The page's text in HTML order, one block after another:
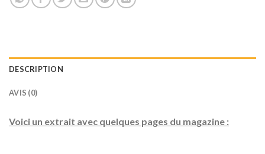
DESCRIPTION
AVIS (0)
Voici un extrait avec quelques pages du magazine :